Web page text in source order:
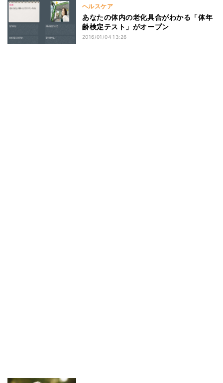
ヘルスケア
あなたの体内の老化具合がわかる「体年
齢検定テスト」がオープン
2016/01/04 13:26